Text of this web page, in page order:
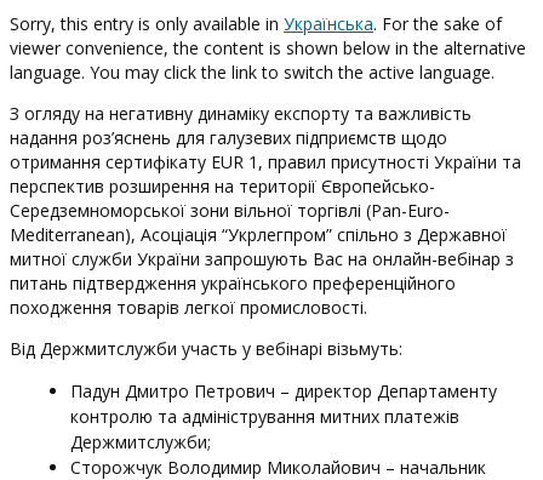
Sorry, this entry is only available in Українська. For the sake of
viewer convenience, the content is shown below in the alternative
language. You may click the link to switch the active language.
З огляду на негативну динаміку експорту та важливість
надання роз’яснень для галузевих підприємств щодо
отримання сертифікату EUR 1, правил присутності України та
перспектив розширення на території Європейсько-
Середземноморської зони вільної торгівлі (Pan-Euro-
Mediterranean), Асоціація “Укрлегпром” спільно з Державної
митної служби України запрошують Вас на онлайн-вебінар з
питань підтвердження українського преференційного
походження товарів легкої промисловості.
Від Держмитслужби участь у вебінарі візьмуть:
Падун Дмитро Петрович – директор Департаменту
контролю та адміністрування митних платежів
Держмитслужби;
Сторожчук Володимир Миколайович – начальник